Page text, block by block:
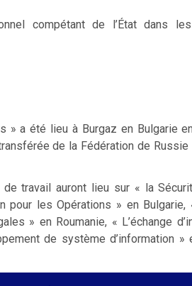
compétant de l’État dans les
» a été lieu à Burgaz en Bulgarie
de la Fédération de
travail auront lieu sur « la
pour les Opérations » en Bulgarie,
» en Roumanie, « L’échange
de système d’information »